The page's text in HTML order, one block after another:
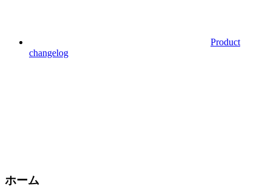
Product
changelog
ホーム